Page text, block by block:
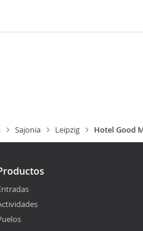
Sajonia Leipzig Hotel Good